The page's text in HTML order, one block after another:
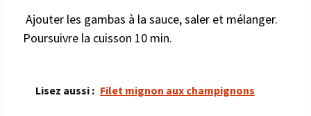
Ajouter les gambas à la sauce, saler et mélanger.
Poursuivre la cuisson 10 min.
Lisez aussi : Filet mignon aux champignons